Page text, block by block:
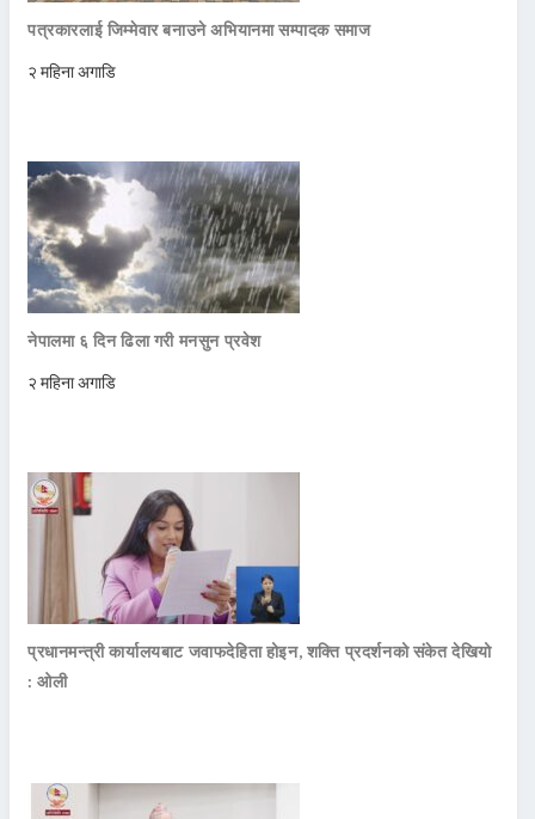
पत्रकारलाई जिम्मेवार बनाउने अभियानमा सम्पादक समाज
२ महिना अगाडि
नेपालमा ६ दिन ढिला गरी मनसुन प्रवेश
२ महिना अगाडि
प्रधानमन्त्री कार्यालयबाट जवाफदेहिता होइन, शक्ति प्रदर्शनको संकेत देखियो
: ओली